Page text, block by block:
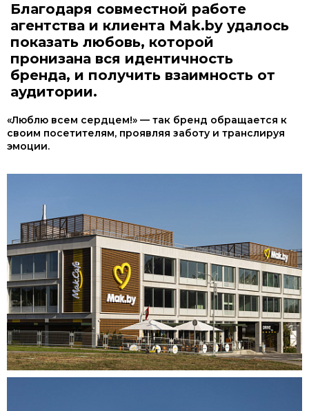
Благодаря совместной работе
агентства и клиента Mak.by удалось
показать любовь, которой
пронизана вся идентичность
бренда, и получить взаимность от
аудитории.
«Люблю всем сердцем!» — так бренд обращается к
своим посетителям, проявляя заботу и транслируя
эмоции.